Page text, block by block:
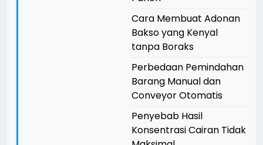
Cara Membuat Adonan
Bakso yang Kenyal
tanpa Boraks
Perbedaan Pemindahan
Barang Manual dan
Conveyor Otomatis
Penyebab Hasil
Konsentrasi Cairan Tidak